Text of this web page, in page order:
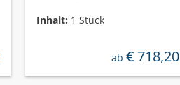
Inhalt: 1 Stück
regulärer preis:
ab € 718,20